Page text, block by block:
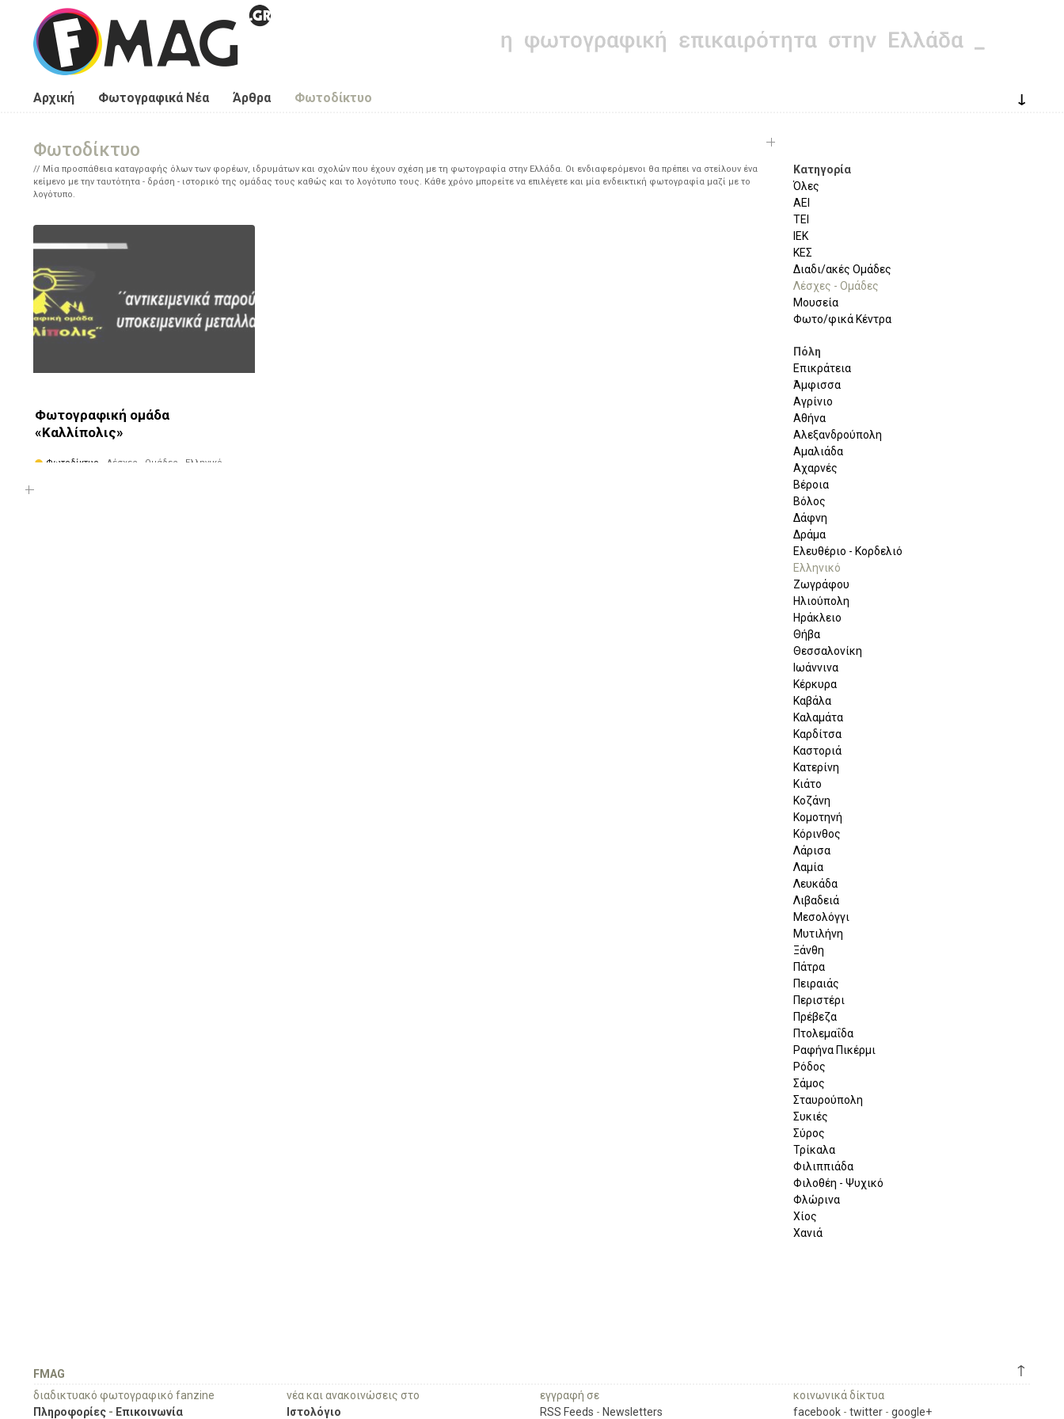
Παράκαμψη προς το κυρίως περιεχόμενο
Αρχική Φωτογραφικά Νέα Άρθρα Φωτοδίκτυο ↓
Φωτοδίκτυο
Μία προσπάθεια καταγραφής όλων των φορέων, ιδρυμάτων και σχολών που έχουν σχέση με τη φωτογραφία στην Ελλάδα. Οι ενδιαφερόμενοι θα πρέπει να στείλουν ένα
κείμενο με την ταυτότητα - δράση - ιστορικό της ομάδας τους καθώς και το λογότυπο τους. Κάθε χρόνο μπορείτε να επιλέγετε και μία ενδεικτική φωτογραφία μαζί με το
λογότυπο.
Φωτογραφική ομάδα
«Καλλίπολις»
Φωτοδίκτυο · Λέσχες - Ομάδες · Ελληνικό
Κατηγορία
Όλες
ΑΕΙ
ΤΕΙ
ΙΕΚ
ΚΕΣ
Διαδι/ακές Ομάδες
Λέσχες - Ομάδες
Μουσεία
Φωτο/φικά Κέντρα
Πόλη
Επικράτεια
Άμφισσα
Αγρίνιο
Αθήνα
Αλεξανδρούπολη
Αμαλιάδα
Αχαρνές
Βέροια
Βόλος
Δάφνη
Δράμα
Ελευθέριο - Κορδελιό
Ελληνικό
Ζωγράφου
Ηλιούπολη
Ηράκλειο
Θήβα
Θεσσαλονίκη
Ιωάννινα
Κέρκυρα
Καβάλα
Καλαμάτα
Καρδίτσα
Καστοριά
Κατερίνη
Κιάτο
Κοζάνη
Κομοτηνή
Κόρινθος
Λάρισα
Λαμία
Λευκάδα
Λιβαδειά
Μεσολόγγι
Μυτιλήνη
Ξάνθη
Πάτρα
Πειραιάς
Περιστέρι
Πρέβεζα
Πτολεμαΐδα
Ραφήνα Πικέρμι
Ρόδος
Σάμος
Σταυρούπολη
Συκιές
Σύρος
Τρίκαλα
Φιλιππιάδα
Φιλοθέη - Ψυχικό
Φλώρινα
Χίος
Χανιά
↑
FMAG
διαδικτυακό φωτογραφικό fanzine
Πληροφορίες - Επικοινωνία
νέα και ανακοινώσεις στο
Ιστολόγιο
εγγραφή σε
RSS Feeds - Newsletters
κοινωνικά δίκτυα
facebook - twitter - google+